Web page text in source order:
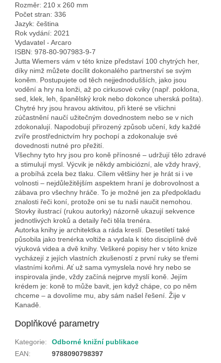
Rozměr: 210 x 260 mm
Počet stran: 336
Jazyk: čeština
Rok vydání: 2021
Vydavatel - Arcaro
ISBN: 978-80-907983-9-7
Jutta Wiemers vám v této knize představí 100 chytrých her,
díky nimž můžete docílit dokonalého partnerství se svým
koněm. Postupujete od těch nejjednodušších, jako jsou
vodění a hry na lonži, až po cirkusové cviky (např. poklona,
sed, klek, leh, španělský krok nebo dokonce uherská pošta).
Chytré hry jsou hravou aktivitou, při které se všichni
zúčastnění naučí užitečným dovednostem nebo se v nich
zdokonalují. Napodobují přirozený způsob učení, kdy každé
zvíře prostřednictvím hry pochopí a zdokonaluje své
dovednosti nutné pro přežití.
Všechny tyto hry jsou pro koně přínosné – udržují tělo zdravé
a stimulují mysl. Výcvik je někdy ambiciózní, ale vždy hravý,
a probíhá zcela bez tlaku. Cílem většiny her je hrát si i ve
volnosti – nejdůležitějším aspektem hraní je dobrovolnost a
zábava pro všechny hráče. To je možné jen za předpokladu
znalosti řeči koní, protože oni se tu naši naučit nemohou.
Stovky ilustrací (rukou autorky) názorně ukazují sekvence
jednotlivých kroků a detaily řeči těla trenéra.
Autorka knihy je architektka a ráda kreslí. Desetiletí také
působila jako trenérka voltiže a vydala k této disciplíně dvě
výuková videa a dvě knihy. Veškeré popisy her v této knize
vycházejí z jejích vlastních zkušeností z první ruky se třemi
vlastními koňmi. Ať už sama vymyslela nové hry nebo se
inspirovala jinde, vždy začíná nejprve myslí koně. Jejím
krédem je: koně to může bavit, jen když chápe, co po něm
chceme – a dovolíme mu, aby sám našel řešení. Žije v
Kanadě.
Doplňkové parametry
Kategorie:
Odborné knižní publikace
EAN: 9788090798397